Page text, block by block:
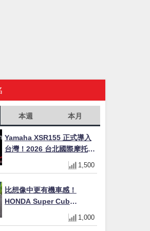
本週 本月
Yamaha XSR155 正式導入
台灣！2026 台北國際摩托車
展亮相，70 週年紀念版
YZF-R 系列限量追加販售
1,500
比想像中更有機車感！
HONDA Super Cub
110【Webike愛車精選】
1,000